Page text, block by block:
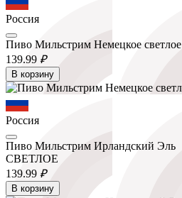
Россия
Пиво Мильстрим Немецкое светлое
139.99 ₽
В корзину
Россия
Пиво Мильстрим Ирландский Эль
СВЕТЛОЕ
139.99 ₽
В корзину